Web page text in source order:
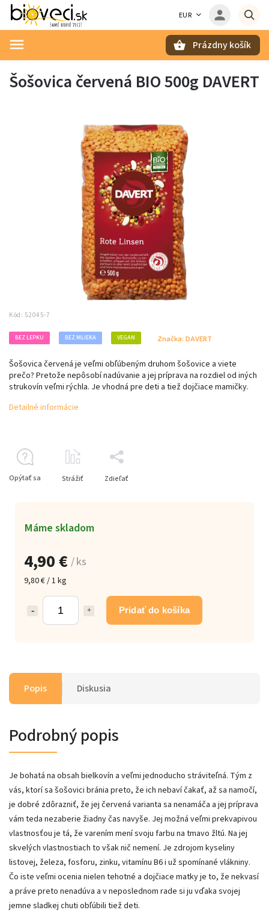
EUR
Prázdny košík
Šošovica červená BIO 500g DAVERT
Kód: 52045-7
BEZ LEPKU BEZ MLIEKA VEGAN Značka: DAVERT
4,90 € / ks
9,80 € / 1 kg
Pridať do košíka
Máme skladom
Šošovica červená je veľmi obľúbeným druhom šošovice a viete
prečo? Pretože nepôsobí nadúvanie a jej príprava na rozdiel od iných
strukovín veľmi rýchla. Je vhodná pre deti a tiež dojčiace mamičky.
Detailné informácie
Opýtať sa Strážiť Zdieľať
Popis Diskusia
Podrobný popis
Je bohatá na obsah bielkovín a veľmi jednoducho stráviteľná. Tým z
vás, ktorí sa šošovici bránia preto, že ich nebaví čakať, až sa namočí,
je dobré zdôrazniť, že jej červená varianta sa nenamáča a jej príprava
vám teda nezaberie žiadny čas navyše. Jej možná veľmi prekvapivou
vlastnosťou je tá, že varením mení svoju farbu na tmavo žltú. Na jej
skvelých vlastnostiach to však nič nemení. Je zdrojom kyseliny
listovej, železa, fosforu, zinku, vitamínu B6 i už spomínané vlákniny.
Čo iste veľmi ocenia nielen tehotné a dojčiace matky je to, že nekvasí
a práve preto nenadúva a v neposlednom rade si ju vďaka svojej
jemne sladkej chuti obľúbili tiež deti.